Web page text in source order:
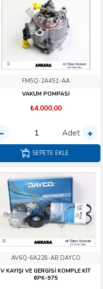
FM5Q-2A451-AA
VAKUM POMPASI
₺4.000,00
Adet
SEPETE EKLE
AV6Q-6A228-AB DAYCO
V KAYIŞI VE GERGİSİ KOMPLE KİT
6PK-975